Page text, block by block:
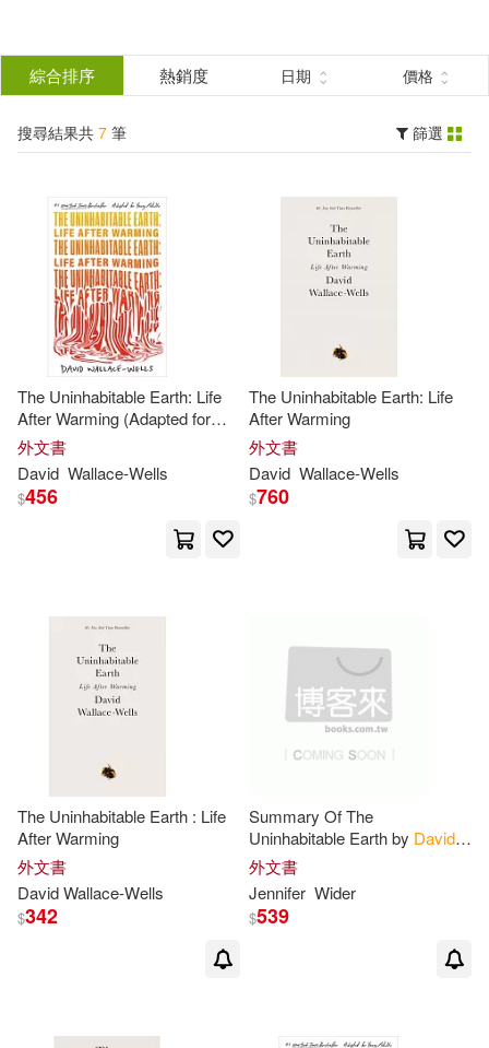
結
分類 (單選)
所有商品(7) 圖書(7)
作者 (可複選)
David(4)
David Wallace-Wells(2)
Jennifer(1) Wallace-wells(1)
(可複選)
Ingram(5) Random House(2)
配送方式 (可複選)
可超商取貨(7) 可海外宅配(7)
綜合排序 熱銷度 日期 價格
搜尋結果共 7 筆 篩選
The Uninhabitable Earth: Life
After Warming (Adapted for
Young Adults)
外文書
David Wallace-Wells
$456
The Uninhabitable Earth: Life
After Warming
外文書
David Wallace-Wells
$760
The Uninhabitable Earth : Life
After Warming
外文書
DavidWallace-Wells
$342
Summary Of The
Uninhabitable Earth by David
Wallace-Wells
Warming
外文書
Jennifer Wider
$539